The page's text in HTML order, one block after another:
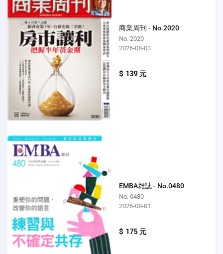
商業周刊 - No.2020
No. 2020
2026-08-03
$ 139 元
EMBA雜誌 - No.0480
No. 0480
2026-08-01
$ 175 元